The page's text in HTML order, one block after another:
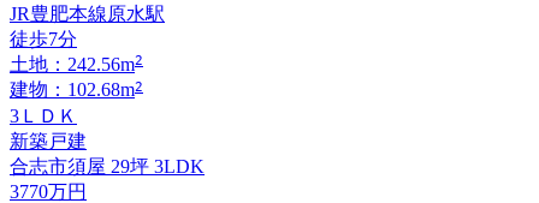
JR豊肥本線原水駅
徒歩7分
土地：242.56m2
建物：102.68m2
3ＬＤＫ
新築戸建
合志市須屋 29坪 3LDK
3770万円